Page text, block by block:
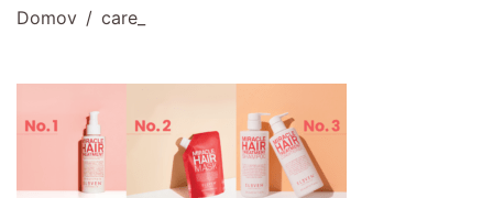
Domov care_